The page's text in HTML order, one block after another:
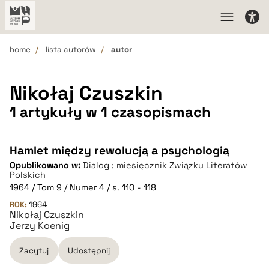
home lista autorów autor
Nikołaj Czuszkin
1 artykuły w 1 czasopismach
Hamlet między rewolucją a psychologią
Opublikowano w: Dialog : miesięcznik Związku Literatów
Polskich
1964 / Tom 9 / Numer 4 / s. 110 - 118
ROK: 1964
Nikołaj Czuszkin
Jerzy Koenig
Zacytuj Udostępnij